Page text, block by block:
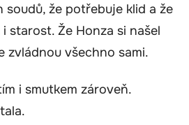
soudů, že potřebuje klid a že
starost. Že Honza si našel
zvládnou všechno sami.
i smutkem zároveň.